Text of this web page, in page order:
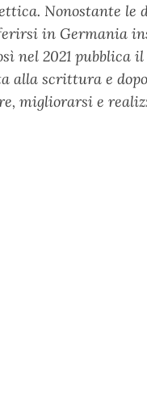
Nonostante
in Germania
nel 2021 pubblica
alla scrittura e
migliorarsi e